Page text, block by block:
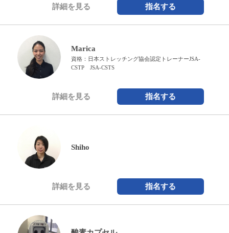
詳細を見る 指名する
Marica
資格：日本ストレッチング協会認定トレーナーJSA-
CSTP JSA-CSTS
詳細を見る 指名する
Shiho
詳細を見る 指名する